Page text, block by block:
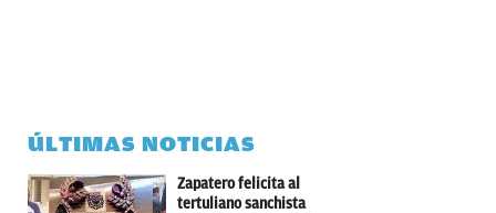
ÚLTIMAS NOTICIAS
Zapatero felicita al
tertuliano sanchista